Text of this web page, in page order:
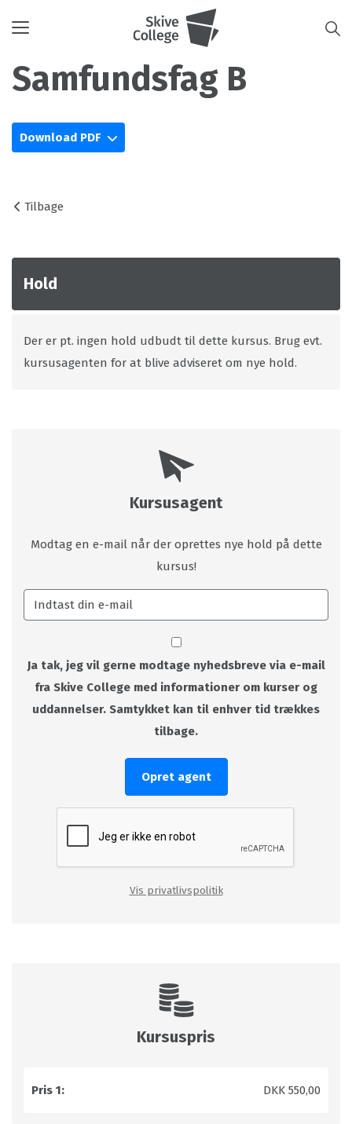
Toggle
Samfundsfag B
Download PDF
Tilbage
Hold
Der er pt. ingen hold udbudt til dette kursus. Brug evt.
kursusagenten for at blive adviseret om nye hold.
Kursusagent
Modtag en e-mail når der oprettes nye hold på dette
kursus!
Ja tak, jeg vil gerne modtage nyhedsbreve via e-mail
fra Skive College med informationer om kurser og
uddannelser. Samtykket kan til enhver tid trækkes
tilbage.
Opret agent
Vis privatlivspolitik
Kursuspris
Pris 1: DKK 550,00